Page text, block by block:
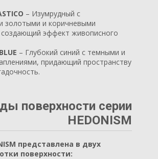
– Изумрудный с
золотыми и коричневыми
эффект живописного
– Глубокий синий с темными и
придающий пространству
поверхности серии
HEDONISM
представлена в двух
поверхности: